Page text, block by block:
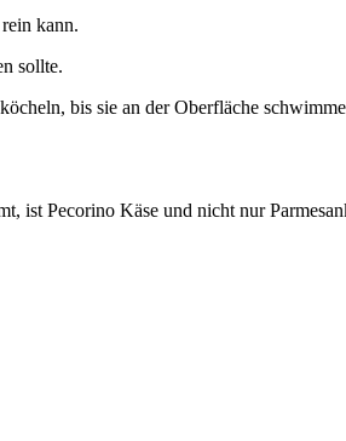
kann.
sollte.
bis sie an der Oberfläche
ist Pecorino Käse und nicht nur